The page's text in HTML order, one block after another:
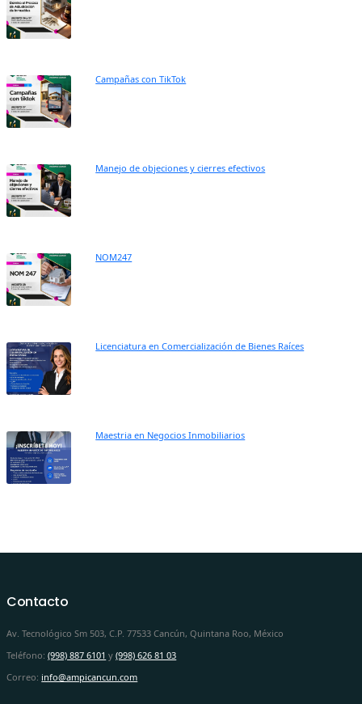
Campañas con TikTok
Manejo de objeciones y cierres efectivos
NOM247
Licenciatura en Comercialización de Bienes Raíces
Maestria en Negocios Inmobiliarios
Contacto
Av. Tecnológico Sm 503, C.P. 77533 Cancún, Quintana Roo, México
Teléfono:(998) 887 6101 y(998) 626 81 03
Correo: info@ampicancun.com